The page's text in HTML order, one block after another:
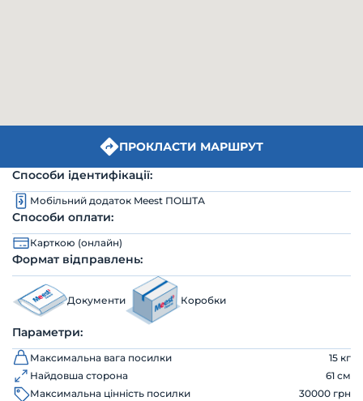
ПРОКЛАСТИ МАРШРУТ
Способи ідентифікації:
Мобільний додаток Meest ПОШТА
Способи оплати:
Карткою (онлайн)
Формат відправлень:
Документи Коробки
Параметри:
Максимальна вага посилки
15 кг
Найдовша сторона
61 см
Максимальна цінність посилки
30000 грн